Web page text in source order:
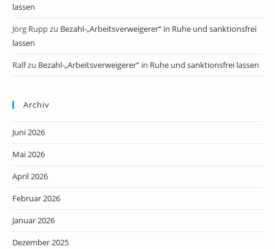
lassen
Jörg Ruppzu Bezahl-„Arbeitsverweigerer“ in Ruhe und sanktionsfrei
lassen
Ralfzu Bezahl-„Arbeitsverweigerer“ in Ruhe und sanktionsfrei lassen
Archiv
Juni 2026
Mai 2026
April 2026
Februar 2026
Januar 2026
Dezember 2025